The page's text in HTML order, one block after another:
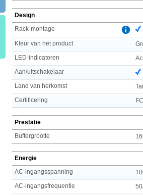
Design
Rack-montage
Kleur van het product
LED-indicatoren
Aan/uitschakelaar
Land van herkomst
Certificering
Prestatie
Buffergrootte
Energie
AC-ingangsspanning
AC-ingangsfrequentie